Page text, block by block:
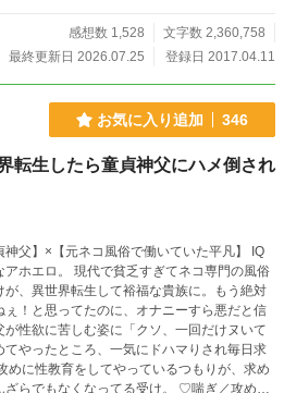
感想数 1,528
文字数 2,360,758
最終更新日 2026.07.25
登録日 2017.04.11
お気に入り追加 346
転生したら童貞神父にハメ倒され
神父】×【元ネコ風俗で働いていた平凡】 IQ
乏すぎてネコ専門の風俗
が、異世界転生して裕福な貴族に。もう絶対
ぇ！と思ってたのに、オナニーすら悪だと信
が性欲に苦しむ姿に「クソ、一回だけヌいて
てやったところ、一気にドハマりされ毎日求
もなくなってる受け。 ♡喘ぎ／攻め喘